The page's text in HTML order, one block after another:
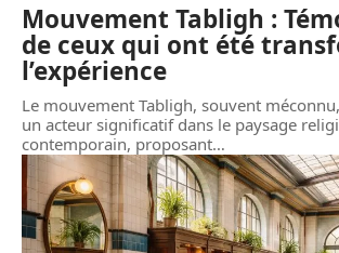
Mouvement Tabligh :
de ceux qui ont été
l’expérience
Le mouvement Tabligh, souvent
un acteur significatif dans le paysage
contemporain, proposant…